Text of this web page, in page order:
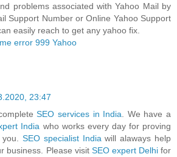
problems associated with Yahoo Mail by
Support Number or Online Yahoo Support
easily reach to get any yahoo fix.
error 999 Yahoo
23:47
SEO services in India. We have a
India who works every day for proving
you.SEO specialist Indiawill alaways help
business. Please visit SEO expert Delhifor